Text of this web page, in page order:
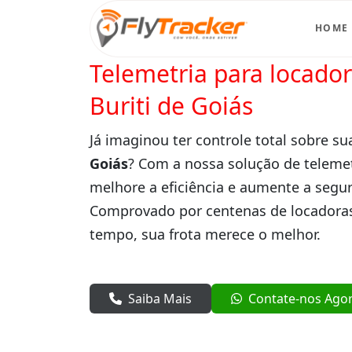
HOME
Telemetria para
Buriti de Goiás
Já imaginou ter controle total sobre
Goiás? Com a nossa solução de
melhore a eficiência e aumente a
Comprovado por centenas de
tempo, sua frota merece o melhor.
Saiba Mais Contate-nos